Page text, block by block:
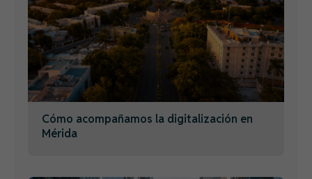
Cómo acompañamos la digitalización en
Mérida